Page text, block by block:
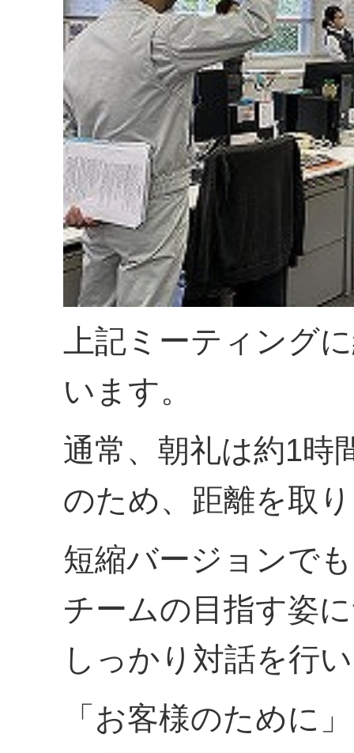
上記ミーティング
います。
通常、朝礼は約1時
のため、距離を取
短縮バージョンで
チームの目指す姿
しっかり対話を行
「お客様のために